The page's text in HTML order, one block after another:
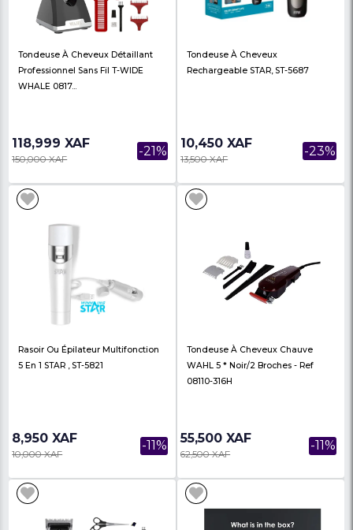
117,800 XAF
140,000 XAF 100,000 XAF
Tondeuse À Cheveux Détaillant
Professionnel Sans Fil T-WIDE
WHALE 0817...
Tondeuse À Cheveux